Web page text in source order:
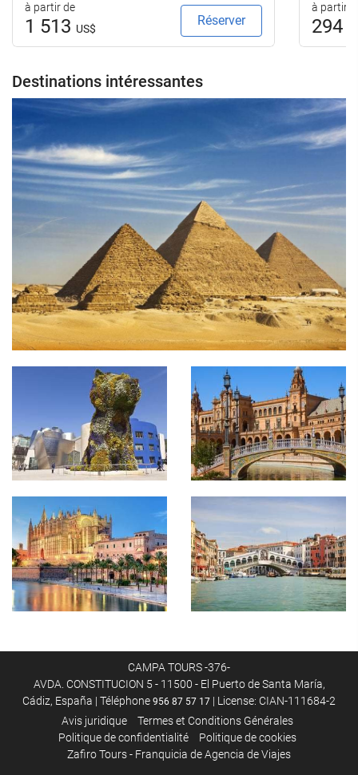
à partir de
1 513 US$
Réserver
à partir
294
Destinations intéressantes
CAMPA TOURS -376-
AVDA. CONSTITUCION 5 - 11500 - El Puerto de Santa María,
Cádiz, España | Téléphone 956 87 57 17 | License: CIAN-111684-2
Avis juridique
Termes et Conditions Générales
Politique de confidentialité
Politique de cookies
Zafiro Tours - Franquicia de Agencia de Viajes